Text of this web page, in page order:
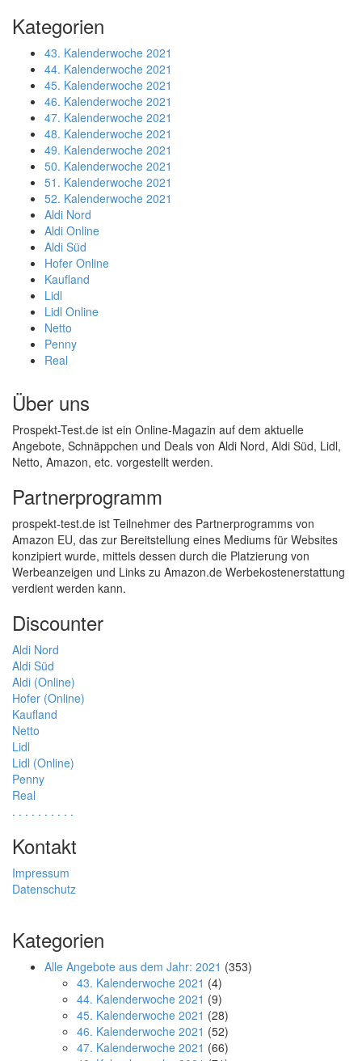
Kategorien
43. Kalenderwoche 2021
44. Kalenderwoche 2021
45. Kalenderwoche 2021
46. Kalenderwoche 2021
47. Kalenderwoche 2021
48. Kalenderwoche 2021
49. Kalenderwoche 2021
50. Kalenderwoche 2021
51. Kalenderwoche 2021
52. Kalenderwoche 2021
Aldi Nord
Aldi Online
Aldi Süd
Hofer Online
Kaufland
Lidl
Lidl Online
Netto
Penny
Real
Über uns
Prospekt-Test.de ist ein Online-Magazin auf dem aktuelle
Angebote, Schnäppchen und Deals von Aldi Nord, Aldi Süd, Lidl,
Netto, Amazon, etc. vorgestellt werden.
Partnerprogramm
prospekt-test.de ist Teilnehmer des Partnerprogramms von
Amazon EU, das zur Bereitstellung eines Mediums für Websites
konzipiert wurde, mittels dessen durch die Platzierung von
Werbeanzeigen und Links zu Amazon.de Werbekostenerstattung
verdient werden kann.
Discounter
Aldi Nord
Aldi Süd
Aldi (Online)
Hofer (Online)
Kaufland
Netto
Lidl
Lidl (Online)
Penny
Real
. . . . . . . . . .
Kontakt
Impressum
Datenschutz
Kategorien
Alle Angebote aus dem Jahr: 2021 (353)
43. Kalenderwoche 2021 (4)
44. Kalenderwoche 2021 (9)
45. Kalenderwoche 2021 (28)
46. Kalenderwoche 2021 (52)
47. Kalenderwoche 2021 (66)